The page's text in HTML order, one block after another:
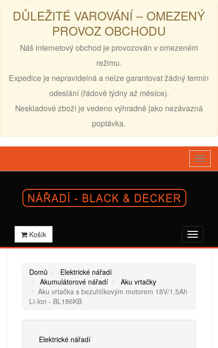
DŮLEŽITÉ VAROVÁNÍ – OMEZENÝ
PROVOZ OBCHODU
Náš internetový obchod je provozován v omezeném
režimu.
Expedice je nepravidelná a nelze garantovat žádný termín
odeslání (řádově týdny až měsíce).
Neskladové zboží je vedeno výhradně jako nezávazná
poptávka.
Košík
Domů
Elektrické nářadí
Akumulátorové nářadí
Aku vrtačky
Aku vrtačka s bezuhlíkovým motorem 18V/1,5Ah
Li-Ion - BL186KB
Elektrické nářadí